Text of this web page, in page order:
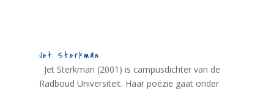
Jet Sterkman
Jet Sterkman (2001) is campusdichter van de
Radboud Universiteit. Haar poëzie gaat onder